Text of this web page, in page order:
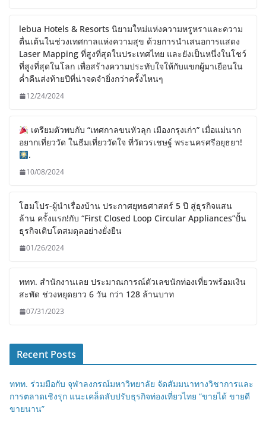
lebua Hotels & Resorts นิยามใหม่แห่งความหรูหราและความ
ตื่นเต้นในช่วงเทศกาลแห่งความสุข ด้วยการนำเสนอการแสดง
Laser Mapping ที่สูงที่สุดในประเทศไทย และยังเป็นหนึ่งในโชว์
ที่สูงที่สุดในโลก เพื่อสร้างความประทับใจให้กับแขกผู้มาเยือนใน
ค่ำคืนส่งท้ายปีที่น่าจดจำยิ่งกว่าครั้งไหนๆ
12/24/2024
เตรียมตัวพบกับ “เทศกาลขนหัวลุก เมืองกรุงเก่า” เมื่อแม่นาก
อยากเที่ยววัด ในธีมเที่ยววัดใจ ที่วัดวรเชษฐ์ พระนครศรีอยุธยา!
.
10/08/2024
โฮมโปร-ผู้นำเรื่องบ้าน ประกาศยุทธศาสตร์ 5 ปี สู่ธุรกิจแสน
ล้าน ครั้งแรก!กับ “First Closed Loop Circular Appliances”ปั้น
ธุรกิจเติบโตสมดุลอย่างยั่งยืน
01/26/2024
ททท. สำนักงานเลย ประมาณการณ์ตัวเลขนักท่องเที่ยวพร้อมเงิน
สะพัด ช่วงหยุดยาว 6 วัน กว่า 128 ล้านบาท
07/31/2023
Recent Posts
ททท. ร่วมมือกับ จุฬาลงกรณ์มหาวิทยาลัย จัดสัมมนาทางวิชาการและ
การตลาดเชิงรุก แนะเคล็ดลับปรับธุรกิจท่องเที่ยวไทย “ขายได้ ขายดี
ขายนาน”